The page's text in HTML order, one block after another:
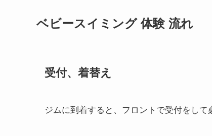
ベビースイミング 体験 流れ
受付、着替え
ジムに到着すると、フロントで受付をして